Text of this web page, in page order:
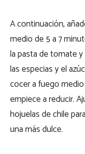
A continuación,
medio de 5 a 7
la pasta de tomate
las especias y el
cocer a fuego
empiece a reducir.
hojuelas de chile
una más dulce.